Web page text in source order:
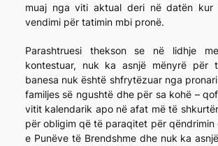
muaj nga viti aktual deri në datën
vendimi për tatimin mbi pronë.
Parashtruesi thekson se në lidhje
kontestuar, nuk ka asnjë mënyrë për
banesa nuk është shfrytëzuar nga
familjes së ngushtë dhe për sa kohë –
vitit kalendarik apo në afat më të
për obligim që të paraqitet për qëndrimin
e Punëve të Brendshme dhe nuk ka